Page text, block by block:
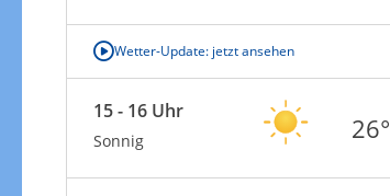
Wetter-Update: jetzt ansehen
15 - 16 Uhr
Sonnig 26°